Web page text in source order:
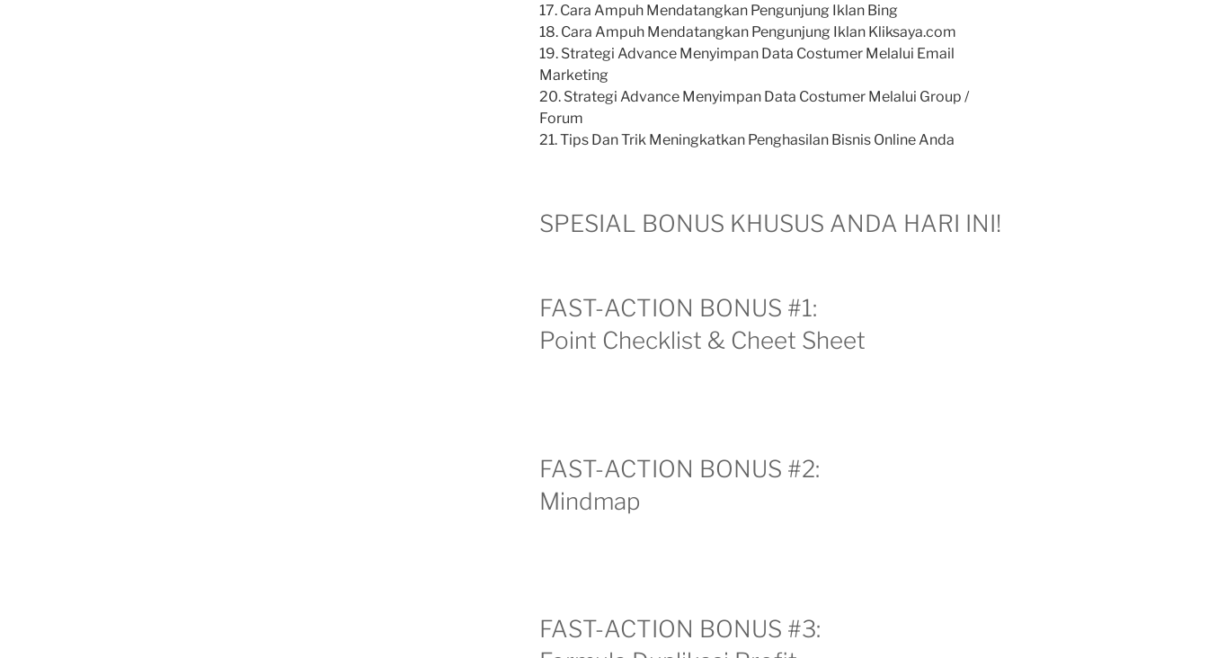
17. Cara Ampuh Mendatangkan Pengunjung Iklan Bing
18. Cara Ampuh Mendatangkan Pengunjung Iklan Kliksaya.com
19. Strategi Advance Menyimpan Data Costumer Melalui Email
Marketing
20. Strategi Advance Menyimpan Data Costumer Melalui Group /
Forum
21. Tips Dan Trik Meningkatkan Penghasilan Bisnis Online Anda
SPESIAL BONUS KHUSUS ANDA HARI INI!
FAST-ACTION BONUS #1:
Point Checklist & Cheet Sheet
FAST-ACTION BONUS #2:
Mindmap
FAST-ACTION BONUS #3: